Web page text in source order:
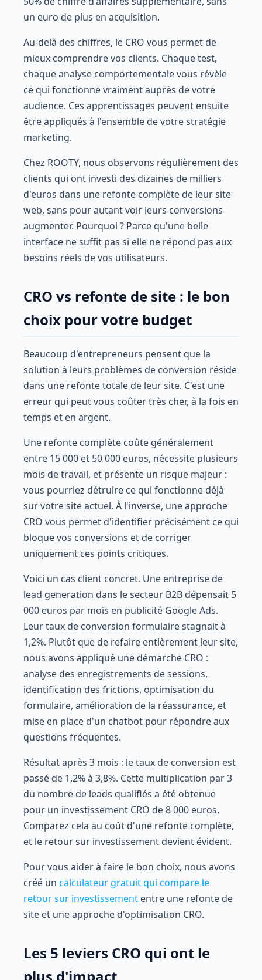
un euro de plus en acquisition.
Au-delà des chiffres, le CRO vous permet de
mieux comprendre vos clients. Chaque test,
chaque analyse comportementale vous révèle
ce qui fonctionne vraiment auprès de votre
audience. Ces apprentissages peuvent ensuite
être appliqués à l'ensemble de votre stratégie
marketing.
Chez ROOTY, nous observons régulièrement des
clients qui ont investi des dizaines de milliers
d'euros dans une refonte complète de leur site
web, sans pour autant voir leurs conversions
augmenter. Pourquoi ? Parce qu'une belle
interface ne suffit pas si elle ne répond pas aux
besoins réels de vos utilisateurs.
CRO vs refonte de site : le bon
choix pour votre budget
Beaucoup d'entrepreneurs pensent que la
solution à leurs problèmes de conversion réside
dans une refonte totale de leur site. C'est une
erreur qui peut vous coûter très cher, à la fois en
temps et en argent.
Une refonte complète coûte généralement
entre 15 000 et 50 000 euros, nécessite plusieurs
mois de travail, et présente un risque majeur :
vous pourriez détruire ce qui fonctionne déjà
sur votre site actuel. À l'inverse, une approche
CRO vous permet d'identifier précisément ce qui
bloque vos conversions et de corriger
uniquement ces points critiques.
Voici un cas client concret. Une entreprise de
lead generation dans le secteur B2B dépensait 5
000 euros par mois en publicité Google Ads.
Leur taux de conversion formulaire stagnait à
1,2%. Plutôt que de refaire entièrement leur site,
nous avons appliqué une démarche CRO :
analyse des enregistrements de sessions,
identification des frictions, optimisation du
formulaire, amélioration de la réassurance, et
mise en place d'un chatbot pour répondre aux
questions fréquentes.
Résultat après 3 mois : le taux de conversion est
passé de 1,2% à 3,8%. Cette multiplication par 3
du nombre de leads qualifiés a été obtenue
pour un investissement CRO de 8 000 euros.
Comparez cela au coût d'une refonte complète,
et le retour sur investissement devient évident.
Pour vous aider à faire le bon choix, nous avons
créé un calculateur gratuit qui compare le
retour sur investissement entre une refonte de
site et une approche d'optimisation CRO.
Les 5 leviers CRO qui ont le